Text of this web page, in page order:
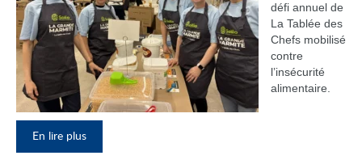
défi annuel de
La Tablée des
Chefs mobilisé
contre
l’insécurité
alimentaire.
En lire plus